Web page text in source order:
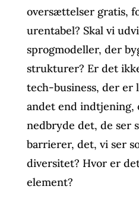
oversættelser gratis,
urentabel? Skal vi
sprogmodeller, der
strukturer? Er det
tech-business, der er
andet end indtjening,
nedbryde det, de ser
barrierer, det, vi ser
diversitet? Hvor er
element?